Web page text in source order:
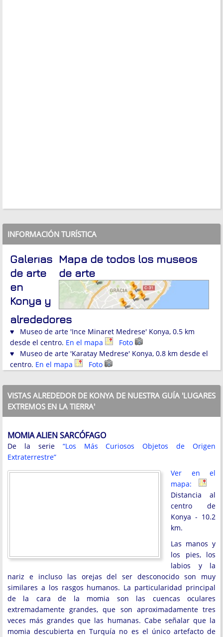
INFORMACIÓN TURÍSTICA
Mapa de todos los museos
de arte
Galerías
de arte
en
Konya y
alrededores
♥ Museo de arte 'Ince Minaret Medrese' Konya, 0.5 km
desde el centro. En el mapa
Foto
♥ Museo de arte 'Karatay Medrese' Konya, 0.8 km desde el
centro. En el mapa Foto
VISTAS ALREDEDOR DE KONYA DE NUESTRA GUÍA 'LUGARES
EXTREMOS EN LA TIERRA'
MOMIA ALIEN SARCÓFAGO
De la serie “Los Más Curiosos Objetos de Origen
Extraterrestre”
Ver en el
mapa:
Distancia al
centro de
Konya - 10.2
km.
Las manos y
los pies, los
labios y la
nariz e incluso las orejas del ser desconocido son muy
similares a los rasgos humanos. La particularidad principal
de la cara de la momia son las cuencas oculares
extremadamente grandes, que son aproximadamente tres
veces más grandes que las humanas. Cabe señalar que la
momia descubierta en Turquía no es el único artefacto de